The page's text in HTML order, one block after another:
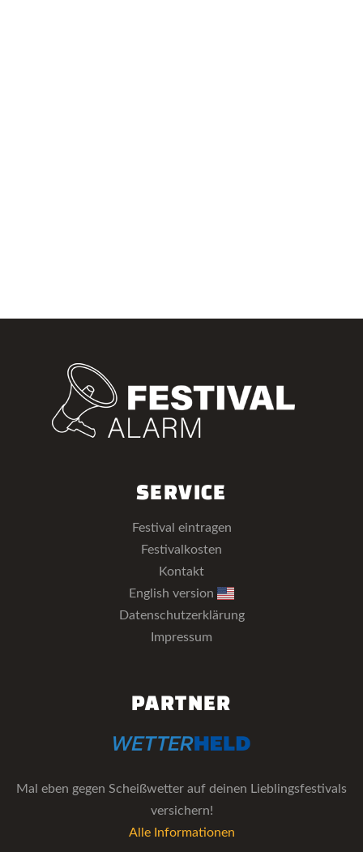
SERVICE
Festival eintragen
Festivalkosten
Kontakt
English version
Datenschutzerklärung
Impressum
PARTNER
Mal eben gegen Scheißwetter auf deinen Lieblingsfestivals
versichern!
Alle Informationen